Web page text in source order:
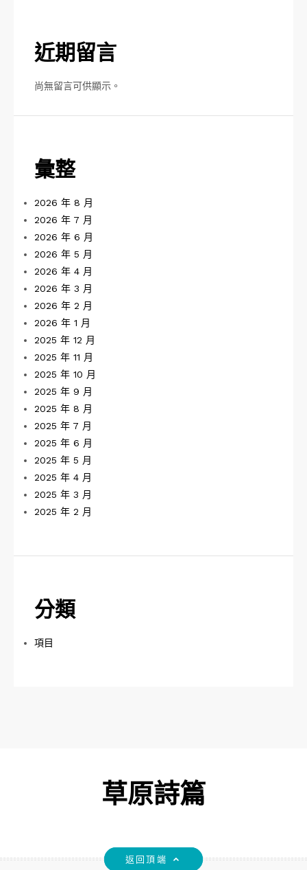
近期留言
尚無留言可供顯示。
彙整
2026 年 8 月
2026 年 7 月
2026 年 6 月
2026 年 5 月
2026 年 4 月
2026 年 3 月
2026 年 2 月
2026 年 1 月
2025 年 12 月
2025 年 11 月
2025 年 10 月
2025 年 9 月
2025 年 8 月
2025 年 7 月
2025 年 6 月
2025 年 5 月
2025 年 4 月
2025 年 3 月
2025 年 2 月
分類
項目
草原詩篇
返回頂端